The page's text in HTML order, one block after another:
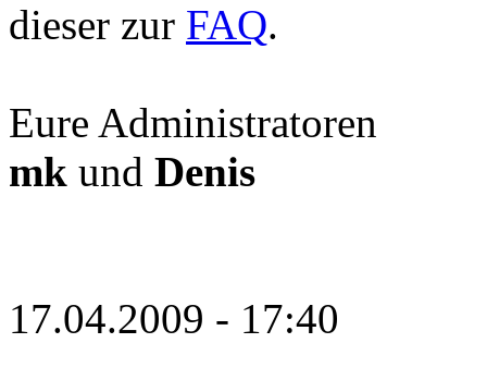
dieser zur FAQ.
Eure Administratoren
mk und Denis
17.04.2009 - 17:40